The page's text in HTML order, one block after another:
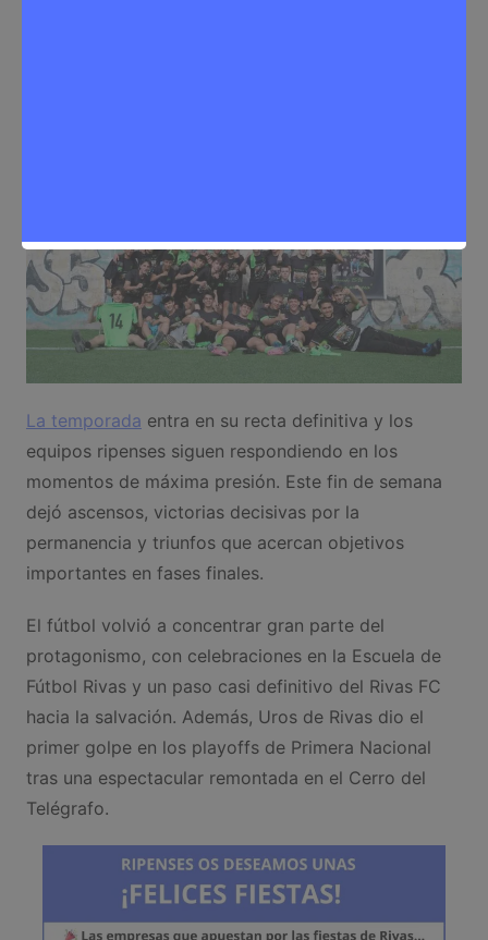
La temporada entra en su recta definitiva y los
equipos ripenses siguen respondiendo en los
momentos de máxima presión. Este fin de semana
dejó ascensos, victorias decisivas por la
permanencia y triunfos que acercan objetivos
importantes en fases finales.
El fútbol volvió a concentrar gran parte del
protagonismo, con celebraciones en la Escuela de
Fútbol Rivas y un paso casi definitivo del Rivas FC
hacia la salvación. Además, Uros de Rivas dio el
primer golpe en los playoffs de Primera Nacional
tras una espectacular remontada en el Cerro del
Telégrafo.